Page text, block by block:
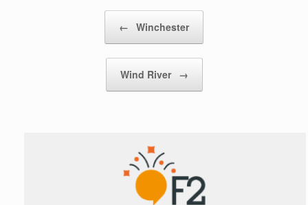
← Winchester
Wind River →